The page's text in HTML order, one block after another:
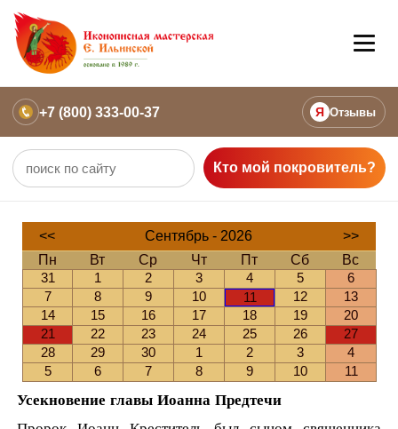
+7 (800) 333-00-37 Я Отзывы
Кто мой покровитель?
<< Сентябрь - 2026
>>
Пн
Вт Ср Чт Пт Сб
Вс
31
1 2 3 4 5
6
7
8 9 10 11 12
13
14
15 16 17 18 19
20
21
22 23 24 25 26
27
28
29 30 1 2 3
4
5
6 7 8 9 10 11
Усекновение главы Иоанна Предтечи